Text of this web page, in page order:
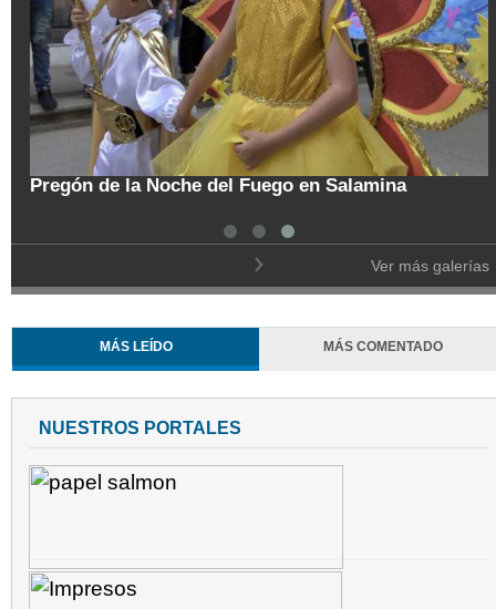
Trasladan a búho orejudo al Ecoparque Los
Alcázares
Ver más galerías
MÁS LEÍDO MÁS COMENTADO
NUESTROS PORTALES